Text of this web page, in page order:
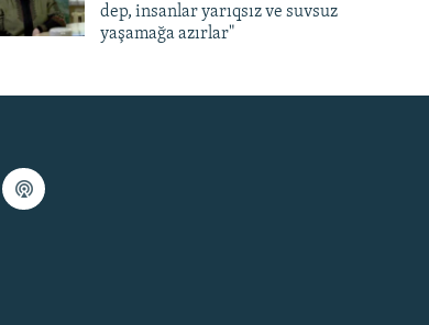
dep, insanlar yarıqsız ve suvsuz
yaşamağa azırlar"